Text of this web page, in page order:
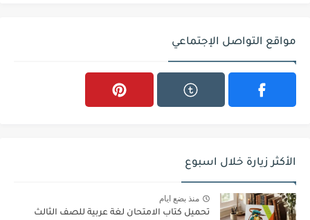
مواقع التواصل الإجتماعي
الأكثر زيارة خلال اسبوع
منذ بضع ايام
تحميل كتاب الامتحان لغة عربية للصف الثالث